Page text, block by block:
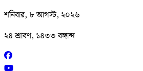
শনিবার, ৮ আগস্ট, ২০২৬
২৪ শ্রাবণ, ১৪৩৩ বঙ্গাব্দ